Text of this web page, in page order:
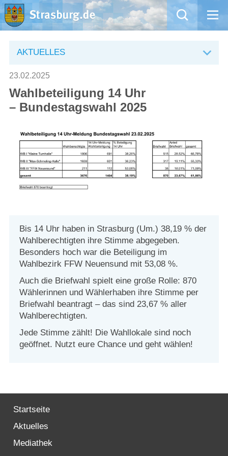
Aktuelles
Rathaus
Wirtschaft
Strasburger Ehrenamtspreis „SBG“
Welcome to Strasburg (Uckermark)
Ласкаво просимо до Штрасбурга (Уккермарк)
مرحبًا بكم في شتراسبورغ (أوكرمارك)
Bine ați venit în Strasburg (Uckermark)
Sprache/Language
AKTUELLES
23.02.2025
Wahlbeteiligung 14 Uhr
– Bundestagswahl 2025
Bis 14 Uhr haben in Strasburg (Um.) 38,19 % der
Wahlberechtigten ihre Stimme abgegeben.
Besonders hoch war die Beteiligung im
Wahlbezirk FFW Neuensund mit 53,08 %.
Auch die Briefwahl spielt eine große Rolle: 870
Wählerinnen und Wählerhaben ihre Stimme per
Briefwahl beantragt – das sind 23,67 % aller
Wahlberechtigten.
Jede Stimme zählt! Die Wahllokale sind noch
geöffnet. Nutzt eure Chance und geht wählen!
Startseite
Aktuelles
Mediathek